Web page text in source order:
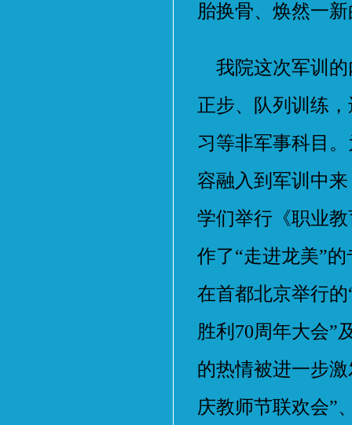
胎换骨、焕然一
我院这次军训的
正步、队列训练
习等非军事科目
容融入到军训中
学们举行《职业
作了“走进龙美”
在首都北京举行
胜利70周年大会”
的热情被进一步
庆教师节联欢会”